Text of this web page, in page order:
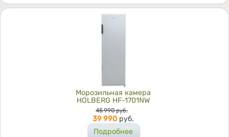
Морозильная камера
HOLBERG HF-1701NW
Цена
45 990 руб.
39 990 руб.
Подробнее